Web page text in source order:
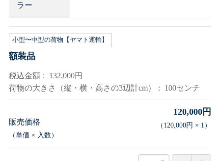
ラー
小型〜中型の荷物【ヤマト運輸】
額装品
税込金額
132,000円
荷物の大きさ（縦・横・高さの3辺計cm）
100センチ
販売価格
（単価 × 入数）
120,000円
（ 120,000円 × 1 ）